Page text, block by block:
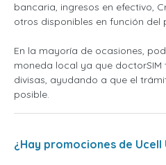
bancaria, ingresos en efectivo,
otros disponibles en función del
En la mayoría de ocasiones,
moneda local ya que
divisas, ayudando a que el
posible.
¿Hay promociones de Ucell